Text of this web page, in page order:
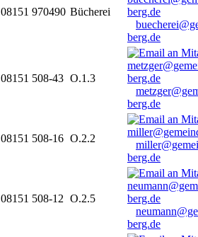
08151 970490 Bücherei
berg.de
08151 508-43 O.1.3
berg.de
08151 508-16 O.2.2
berg.de
08151 508-12 O.2.5
berg.de